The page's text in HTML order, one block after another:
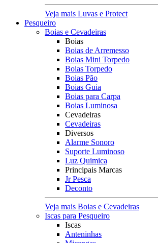
Veja mais Luvas e Protect
Pesqueiro
Boias e Cevadeiras
Boias
Boias de Arremesso
Boias Mini Torpedo
Boias Torpedo
Boias Pão
Boias Guia
Boias para Carpa
Boias Luminosa
Cevadeiras
Cevadeiras
Diversos
Alarme Sonoro
Suporte Luminoso
Luz Quimica
Principais Marcas
Jr Pesca
Deconto
Veja mais Boias e Cevadeiras
Iscas para Pesqueiro
Iscas
Anteninhas